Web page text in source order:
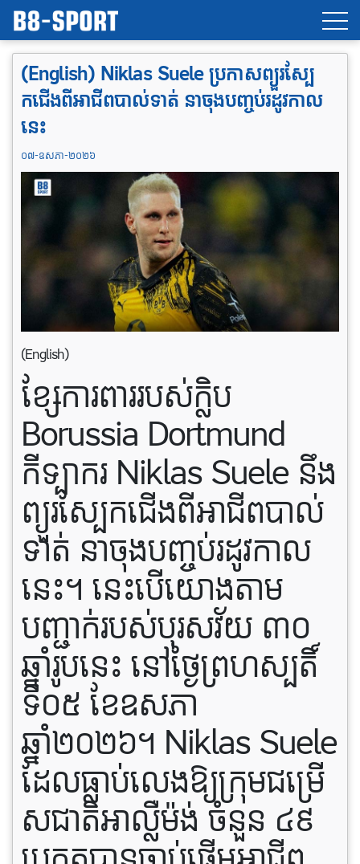
(English) Niklas Suele ប្រកាសព្យួរស្បែ
កជើងពីអាជីពបាល់ទាត់ នាចុងបញ្ចប់រដូវកាល
នេះ
០៧-ឧសភា-២០២៦
(English)
ខ្សែការពាររបស់ក្លិប
Borussia Dortmund
កីទ្បាករ Niklas Suele នឹង
ព្យួរស្បែកជើងពីអាជីពបាល់
ទាត់ នាចុងបញ្ចប់រដូវកាល
នេះ។ នេះបើយោងតាម
បញ្ជាក់របស់បុរសវ័យ ៣០
ឆ្នាំរូបនេះ នៅថ្ងៃព្រហស្បតិ៍
ទី០៥ ខែឧសភា
ឆ្នាំ២០២៦។ Niklas Suele
ដែលធ្លាប់លេងឱ្យក្រុមជម្រើ
សជាតិអាល្លឺម៉ង់ ចំនួន ៤៩